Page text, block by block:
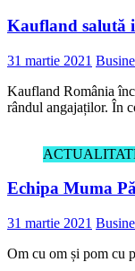
Kaufland salută
31 martie 2021
Kaufland România
rândul angajaților. În
Echipa Muma
31 martie 2021
Om cu om și pom cu